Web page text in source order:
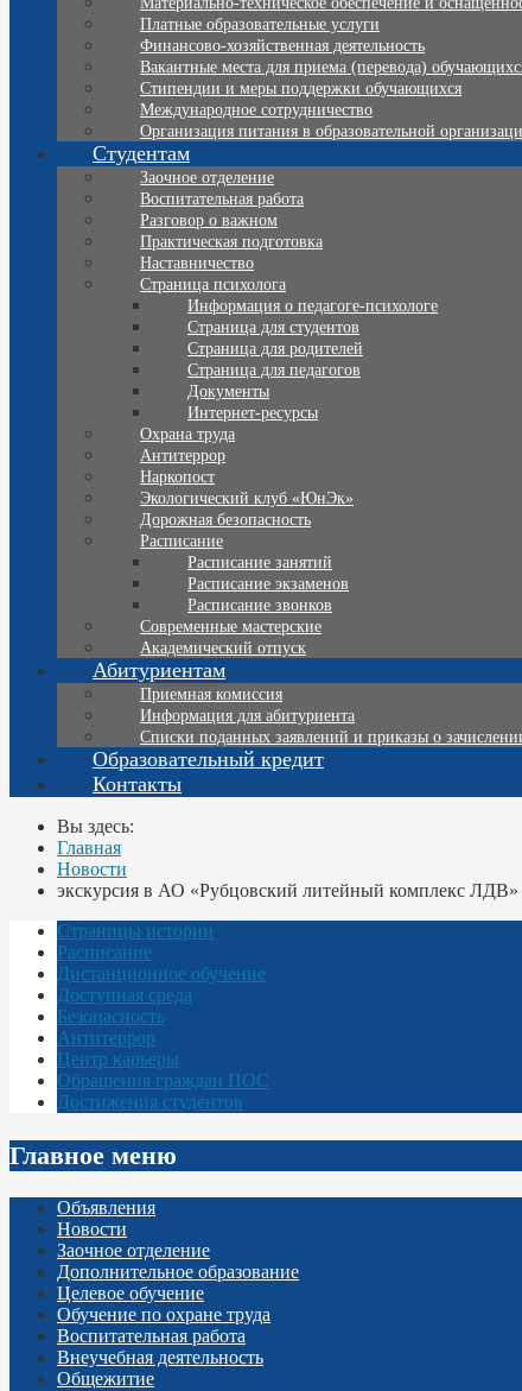
Платные образовательные услуги
Финансово-хозяйственная деятельность
Вакантные места для приема (перевода)
Стипендии и меры поддержки обучающихся
Международное сотрудничество
Организация питания в образовательной
Студентам
Заочное отделение
Воспитательная работа
Разговор о важном
Практическая подготовка
Наставничество
Страница психолога
Информация о педагоге-психологе
Страница для студентов
Страница для родителей
Страница для педагогов
Документы
Интернет-ресурсы
Охрана труда
Антитеррор
Наркопост
Экологический клуб «ЮнЭк»
Дорожная безопасность
Расписание
Расписание занятий
Расписание экзаменов
Расписание звонков
Современные мастерские
Академический отпуск
Абитуриентам
Приемная комиссия
Информация для абитуриента
Списки поданных заявлений и приказы о
Образовательный кредит
Контакты
Вы здесь:
Главная
Новости
экскурсия в АО «Рубцовский литейный комплекс ЛДВ»
Страницы истории
Расписание
Дистанционное обучение
Доступная среда
Безопасность
Антитеррор
Центр карьеры
Обращения граждан ПОС
Достижения студентов
Главное меню
Объявления
Новости
Заочное отделение
Дополнительное образование
Целевое обучение
Обучение по охране труда
Воспитательная работа
Внеучебная деятельность
Общежитие